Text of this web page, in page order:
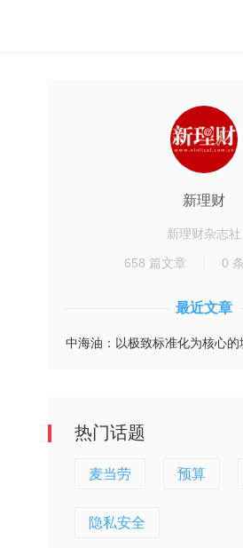
新理财
新理财杂志社
658 篇文章 0
最近文章
热门话题
麦当劳 预算
隐私安全